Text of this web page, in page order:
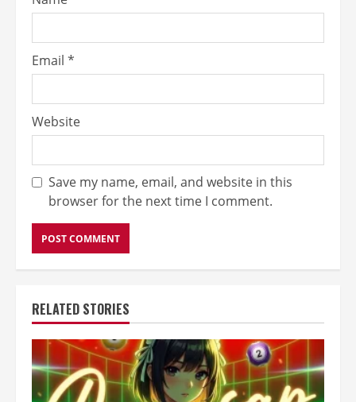
Email *
Website
Save my name, email, and website in this
browser for the next time I comment.
RELATED STORIES